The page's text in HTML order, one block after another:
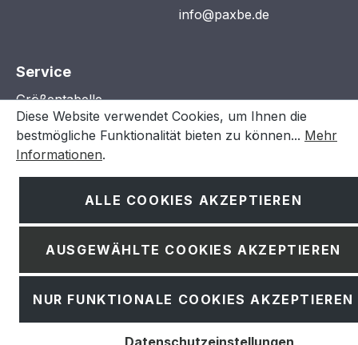
info@paxbe.de
Service
Größentabelle
Reklamation
Rechtliches
Zahlung & Versand
Cookie Einstellungen
Diese Website verwendet Cookies, um Ihnen die
bestmögliche Funktionalität bieten zu können... Mehr
Informationen.
ALLE COOKIES AKZEPTIEREN
AUSGEWÄHLTE COOKIES AKZEPTIEREN
NUR FUNKTIONALE COOKIES AKZEPTIEREN
Datenschutzeinstellungen